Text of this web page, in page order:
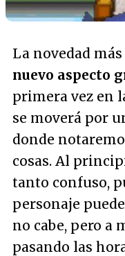
La novedad
nuevo aspecto
primera vez en
se moverá por
donde
cosas. Al
tanto confuso,
personaje
no cabe, pero a
pasando las